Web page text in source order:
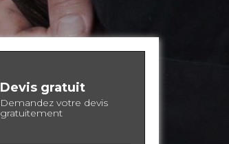
Devis gratuit
Demandez votre devis
gratuitement